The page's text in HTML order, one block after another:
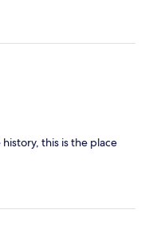
this is the place